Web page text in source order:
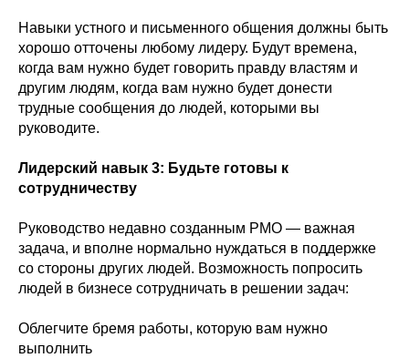
Навыки устного и письменного общения должны быть
хорошо отточены любому лидеру. Будут времена,
когда вам нужно будет говорить правду властям и
другим людям, когда вам нужно будет донести
трудные сообщения до людей, которыми вы
руководите.
Лидерский навык 3: Будьте готовы к
сотрудничеству
Руководство недавно созданным PMO — важная
задача, и вполне нормально нуждаться в поддержке
со стороны других людей. Возможность попросить
людей в бизнесе сотрудничать в решении задач:
Облегчите бремя работы, которую вам нужно
выполнить